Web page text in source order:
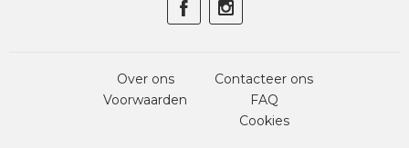
Over ons
Voorwaarden
Contacteer ons
FAQ
Cookies